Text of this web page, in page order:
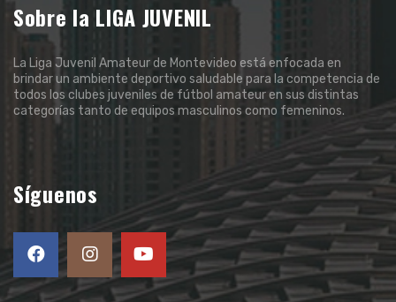
Sobre la LIGA JUVENIL
La Liga Juvenil Amateur de Montevideo está enfocada en
brindar un ambiente deportivo saludable para la competencia de
todos los clubes juveniles de fútbol amateur en sus distintas
categorías tanto de equipos masculinos como femeninos.
Síguenos